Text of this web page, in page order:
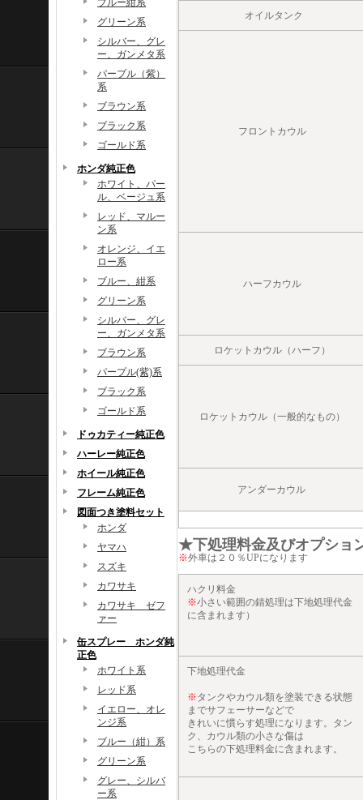
グリーン系
シルバー、グレ
ー、ガンメタ系
パープル（紫）
系
ブラウン系
ブラック系
ゴールド系
ホンダ純正色
ホワイト、パー
ル、ベージュ系
レッド、マルー
ン系
オレンジ、イエ
ロー系
ブルー、紺系
グリーン系
シルバー、グレ
ー、ガンメタ系
ブラウン系
パープル(紫)系
ブラック系
ゴールド系
ドゥカティー純正色
ハーレー純正色
ホイール純正色
フレーム純正色
図面つき塗料セット
ホンダ
ヤマハ
スズキ
カワサキ
カワサキ ゼフ
ァー
缶スプレー ホンダ純
正色
ホワイト系
レッド系
イエロー、オレ
ンジ系
ブルー（紺）系
グリーン系
グレー、シルバ
ー系
オイルタンク
フロントカウル
ハーフカウル
ロケットカウル（ハーフ）
ロケットカウル（一般的なもの）
アンダーカウル
★下処理料金及びオプショ
※外車は２０％UPになります
ハクリ料金
※小さい範囲の錆処理は下地処理代金
に含まれます）
下地処理代金
※タンクやカウル類を塗装できる状態
までサフェーサーなどで
きれいに慣らす処理になります。タン
ク、カウル類の小さな傷は
こちらの下処理料金に含まれます。